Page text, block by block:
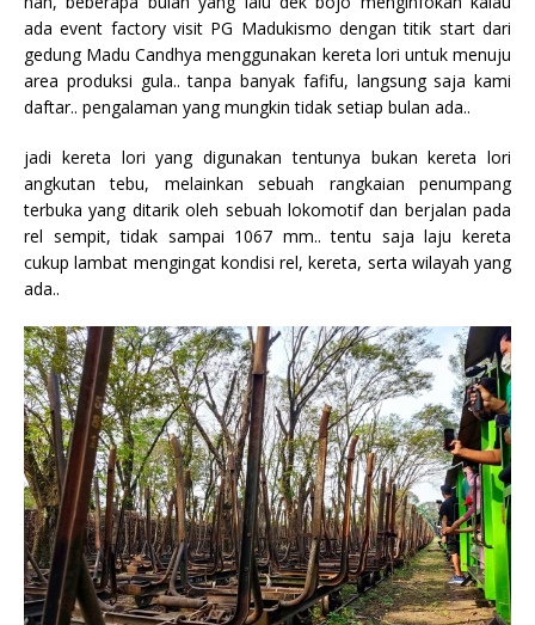
ada event factory visit PG Madukismo dengan titik start dari
gedung Madu Candhya menggunakan kereta lori untuk menuju
area produksi gula.. tanpa banyak fafifu, langsung saja kami
daftar.. pengalaman yang mungkin tidak setiap bulan ada..
jadi kereta lori yang digunakan tentunya bukan kereta lori
angkutan tebu, melainkan sebuah rangkaian penumpang
terbuka yang ditarik oleh sebuah lokomotif dan berjalan pada
rel sempit, tidak sampai 1067 mm.. tentu saja laju kereta
cukup lambat mengingat kondisi rel, kereta, serta wilayah yang
ada..